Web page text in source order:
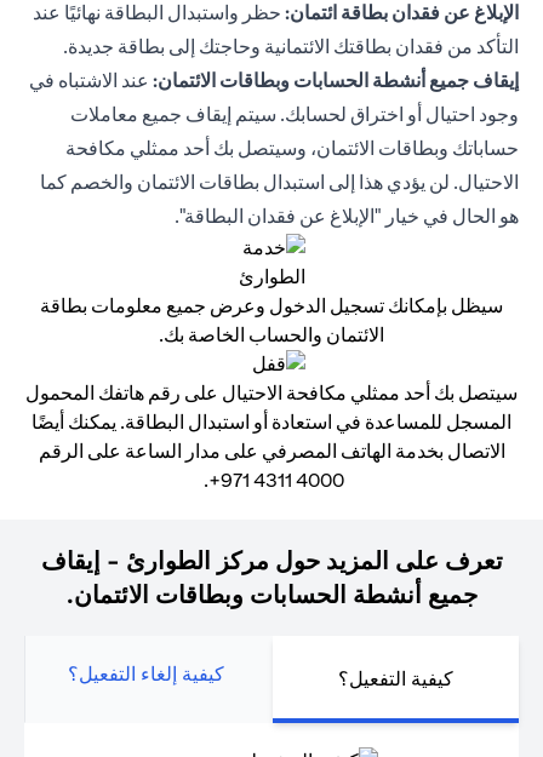
الإبلاغ عن فقدان بطاقة ائتمان: حظر واستبدال البطاقة نهائيًا عند
التأكد من فقدان بطاقتك الائتمانية وحاجتك إلى بطاقة جديدة.
إيقاف جميع أنشطة الحسابات وبطاقات الائتمان: عند الاشتباه في
وجود احتيال أو اختراق لحسابك. سيتم إيقاف جميع معاملات
حساباتك وبطاقات الائتمان، وسيتصل بك أحد ممثلي مكافحة
الاحتيال. لن يؤدي هذا إلى استبدال بطاقات الائتمان والخصم كما
هو الحال في خيار "الإبلاغ عن فقدان البطاقة".
سيظل بإمكانك تسجيل الدخول وعرض جميع معلومات بطاقة
الائتمان والحساب الخاصة بك.
سيتصل بك أحد ممثلي مكافحة الاحتيال على رقم هاتفك المحمول
المسجل للمساعدة في استعادة أو استبدال البطاقة. يمكنك أيضًا
الاتصال بخدمة الهاتف المصرفي على مدار الساعة على الرقم
4000 4311 971+.
تعرف على المزيد حول مركز الطوارئ - إيقاف
جميع أنشطة الحسابات وبطاقات الائتمان.
كيفية التفعيل؟ كيفية إلغاء التفعيل؟